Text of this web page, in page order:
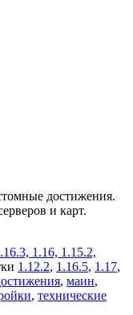
достижения.
и карт.
1.16, 1.15.2,
1.12.2, 1.16.5, 1.17,
, маин,
, технические